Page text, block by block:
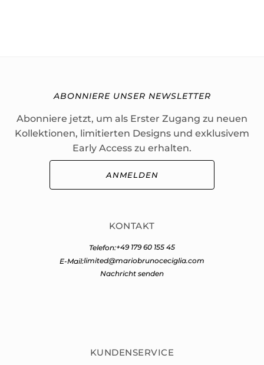
ABONNIERE UNSER NEWSLETTER
Abonniere jetzt, um als Erster Zugang zu neuen
Kollektionen, limitierten Designs und exklusivem
Early Access zu erhalten.
ANMELDEN
KONTAKT
Telefon:+49 179 60 155 45
E-Mail:limited@mariobrunoceciglia.com
Nachricht senden
KUNDENSERVICE